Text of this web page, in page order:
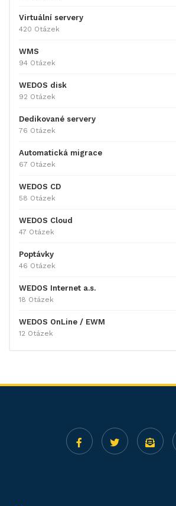
Virtuální servery
420 Otázek
WMS
94 Otázek
WEDOS disk
92 Otázek
Dedikované servery
76 Otázek
Automatická migrace
67 Otázek
WEDOS CD
58 Otázek
WEDOS Cloud
47 Otázek
Poptávky
46 Otázek
WEDOS Internet a.s.
18 Otázek
WEDOS OnLine / EWM
12 Otázek